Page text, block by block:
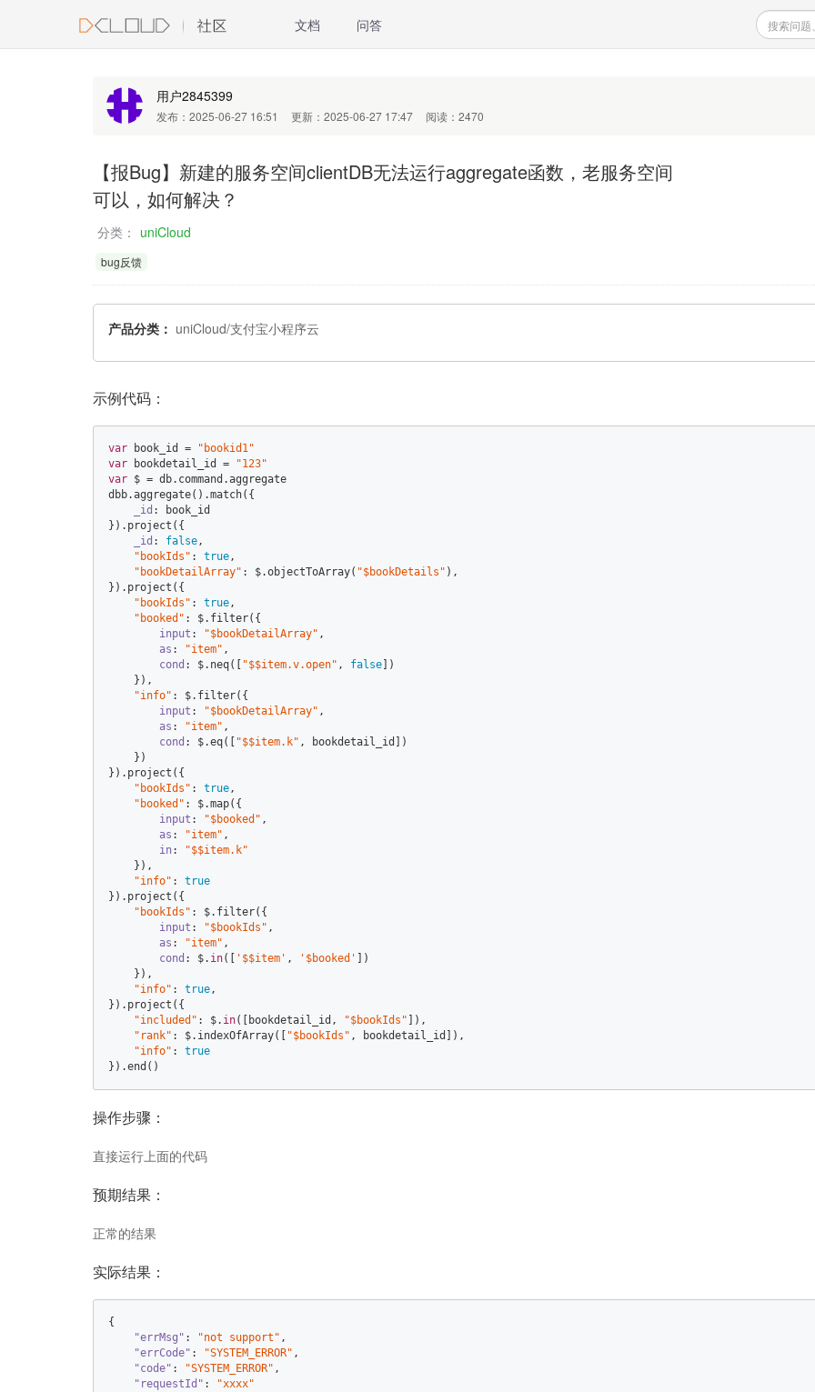
文档 问答
用户2845399
发布：2025-06-27 16:51 更新：2025-06-27 17:47 阅读：2470
【报Bug】新建的服务空间clientDB无法运行aggregate函数，老服务空间
可以，如何解决？
分类： uniCloud
bug反馈
产品分类： uniCloud/支付宝小程序云
示例代码：
var book_id =
"bookid1"
var bookdetail_id =
"123"
var $ = db.command.aggregate
dbb.aggregate().match({
_id : book_id
}).project({
_id : false,
"bookIds" : true,
"bookDetailArray" : $.objectToArray( "$bookDetails" ),
}).project({
"bookIds" : true,
"booked" : $.filter({
input : "$bookDetailArray" ,
as : "item" ,
cond : $.neq([ "$$item.v.open" , false ])
    }),
"info" : $.filter({
input : "$bookDetailArray" ,
as : "item" ,
cond : $.eq([ "$$item.k" , bookdetail_id])
    })
}).project({
"bookIds" : true,
"booked" : $.map({
input : "$booked" ,
as : "item" ,
in:
"$$item.k"
    }),
"info" : true
}).project({
"bookIds" : $.filter({
input : "$bookIds" ,
as : "item" ,
cond : $. in([ '$$item' , '$booked'
])
    }),
"info" : true,
}).project({
"included" : $. in([bookdetail_id, "$bookIds" ]),
"rank" : $.indexOfArray([ "$bookIds" , bookdetail_id]),
"info" : true
}).end()
操作步骤：
直接运行上面的代码
预期结果：
正常的结果
实际结果：
{
"errMsg" : "not support" ,
"errCode" : "SYSTEM_ERROR" ,
"code" : "SYSTEM_ERROR" ,
"requestId" :
"xxxx"